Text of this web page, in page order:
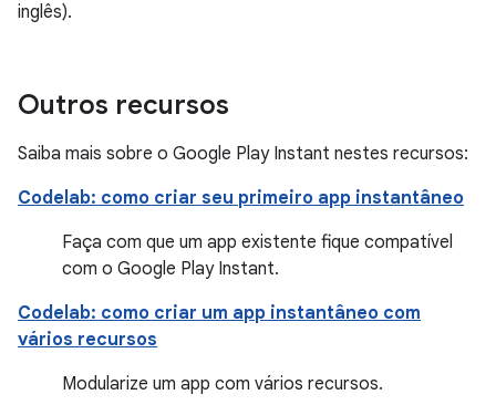
inglês).
Outros recursos
Saiba mais sobre o Google Play Instant nestes recursos:
Codelab: como criar seu primeiro app instantâneo
Faça com que um app existente fique compatível
com o Google Play Instant.
Codelab: como criar um app instantâneo com
vários recursos
Modularize um app com vários recursos.